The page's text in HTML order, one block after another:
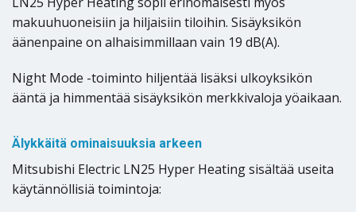
makuuhuoneisiin ja hiljaisiin tiloihin. Sisäyksikön
äänenpaine on alhaisimmillaan vain 19 dB(A).
Night Mode -toiminto hiljentää lisäksi ulkoyksikön
ääntä ja himmentää sisäyksikön merkkivaloja yöaikaan.
Älykkäitä ominaisuuksia arkeen
Mitsubishi Electric LN25 Hyper Heating sisältää useita
käytännöllisiä toimintoja: